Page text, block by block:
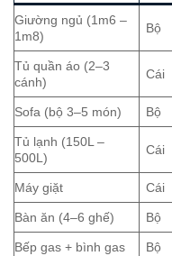
Giường ngủ (1m6 –
1m8)
Bộ
Tủ quần áo (2–3
cánh)
Cái
Sofa (bộ 3–5 món) Bộ
Tủ lạnh (150L –
500L)
Cái
Máy giặt Cái
Bàn ăn (4–6 ghế) Bộ
Bếp gas + bình gas Bộ